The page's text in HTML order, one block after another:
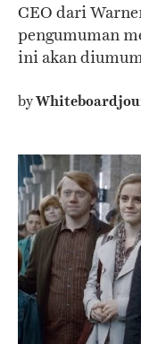
CEO dari
pengumuman
ini akan
by